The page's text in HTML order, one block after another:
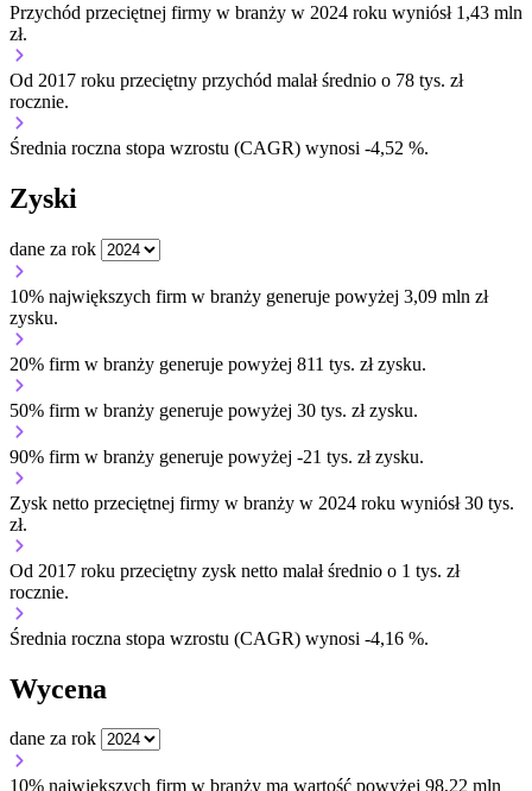
Przychód przeciętnej firmy w branży w 2024 roku wyniósł 1,43 mln
zł.
Od 2017 roku przeciętny przychód malał średnio o 78 tys. zł
rocznie.
Średnia roczna stopa wzrostu (CAGR) wynosi -4,52 %.
Zyski
dane za rok
10% największych firm w branży generuje powyżej 3,09 mln zł
zysku.
20% firm w branży generuje powyżej 811 tys. zł zysku.
50% firm w branży generuje powyżej 30 tys. zł zysku.
90% firm w branży generuje powyżej -21 tys. zł zysku.
Zysk netto przeciętnej firmy w branży w 2024 roku wyniósł 30 tys.
zł.
Od 2017 roku przeciętny zysk netto malał średnio o 1 tys. zł
rocznie.
Średnia roczna stopa wzrostu (CAGR) wynosi -4,16 %.
Wycena
dane za rok
10% największych firm w branży ma wartość powyżej 98,22 mln